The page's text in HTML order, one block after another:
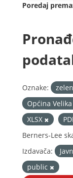
Poredaj prema
Oznake:
Općina
XLSX
Berners-Lee
Izdavača:
public